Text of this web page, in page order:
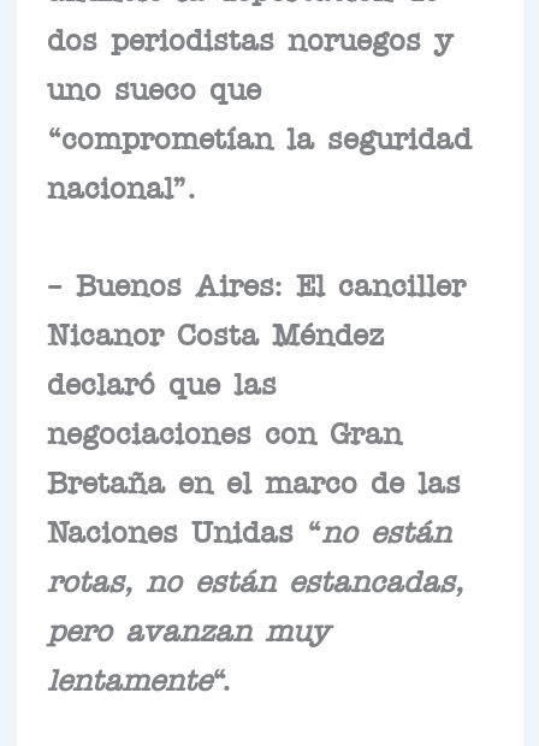
dos periodistas noruegos y
uno sueco que
“comprometían la seguridad
nacional”.
– Buenos Aires: El canciller
Nicanor Costa Méndez
declaró que las
negociaciones con Gran
Bretaña en el marco de las
Naciones Unidas “no están
rotas, no están estancadas,
pero avanzan muy
lentamente“.